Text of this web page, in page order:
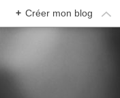
+ Créer mon blog